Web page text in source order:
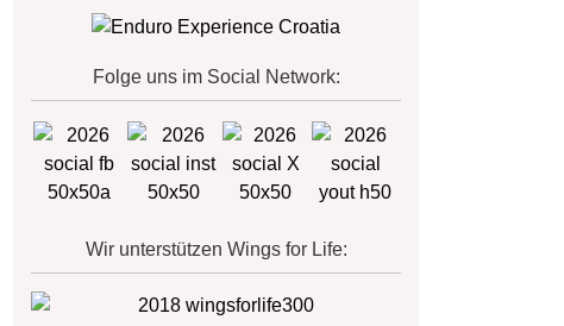
Folge uns im Social Network:
Wir unterstützen Wings for Life: